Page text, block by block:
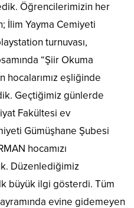
Öğrencilerimizin her
İlim Yayma Cemiyeti
turnuvası,
“Şiir Okuma
hocalarımız eşliğinde
Geçtiğimiz günlerde
Fakültesi ev
Gümüşhane Şubesi
hocamızı
Düzenlediğimiz
büyük ilgi gösterdi. Tüm
evine gidemeyen